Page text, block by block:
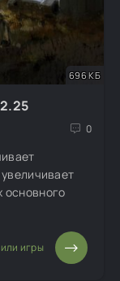
696 КБ
0
основного
игры